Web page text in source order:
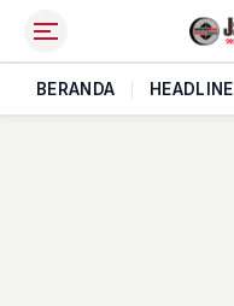
BERANDA HEADLINE